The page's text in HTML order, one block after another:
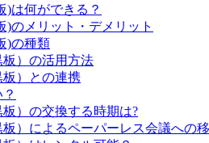
)は何ができる？
)のメリット・デメリット
)の種類
）の活用方法
）との連携
）の交換する時期は?
）によるペーパーレス会議への